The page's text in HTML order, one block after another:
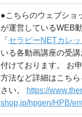
●こちらのウェブショ
が運営しているWEB
「 セラピーNETカレッ
いる各動画講座の受
付けております。 お
方法など詳細はこち
さい。
https://
shop.jp/hpgen/HPB/